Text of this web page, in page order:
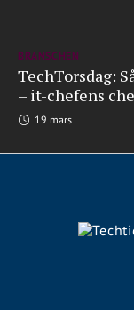
BRANSCHEN
TechTorsdag:
– it-chefens
19 mars